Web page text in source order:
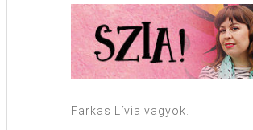
Farkas Lívia vagyok.